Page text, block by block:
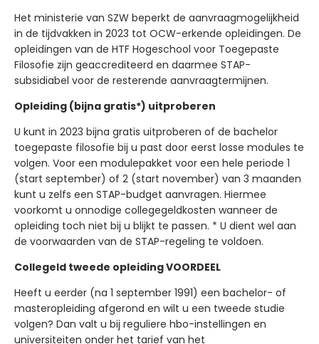
Het ministerie van SZW beperkt de aanvraagmogelijkheid
in de tijdvakken in 2023 tot OCW-erkende opleidingen. De
opleidingen van de HTF Hogeschool voor Toegepaste
Filosofie zijn geaccrediteerd en daarmee STAP-
subsidiabel voor de resterende aanvraagtermijnen.
Opleiding (bijna gratis*) uitproberen
U kunt in 2023 bijna gratis uitproberen of de bachelor
toegepaste filosofie bij u past door eerst losse modules te
volgen. Voor een modulepakket voor een hele periode 1
(start september) of 2 (start november) van 3 maanden
kunt u zelfs een STAP-budget aanvragen. Hiermee
voorkomt u onnodige collegegeldkosten wanneer de
opleiding toch niet bij u blijkt te passen. * U dient wel aan
de voorwaarden van de STAP-regeling te voldoen.
Collegeld tweede opleiding VOORDEEL
Heeft u eerder (na 1 september 1991) een bachelor- of
master­opleiding afgerond en wilt u een tweede studie
volgen? Dan valt u bij reguliere hbo-instellingen en
universiteiten onder het tarief van het